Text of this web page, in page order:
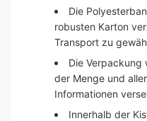
Die
robusten Karton
Transport zu
Die Verpackung
der Menge und
Informationen
Innerhalb der